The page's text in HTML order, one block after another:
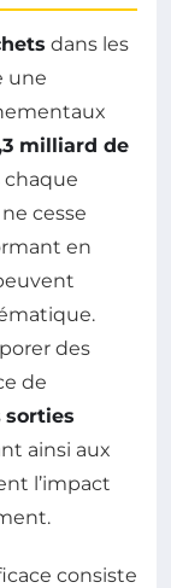
dans les
une
milliard de
cesse
en
des
de
sorties
ainsi aux
l’impact
consiste